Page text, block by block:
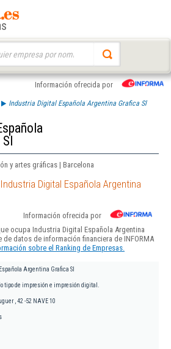
Información ofrecida por
Industria Digital Española Argentina Grafica Sl
y artes gráficas | Barcelona
Digital Española Argentina
Información ofrecida por
ocupa Industria Digital Española Argentina
datos de información financiera de INFORMA
sobre el Ranking de Empresas.
Argentina Grafica Sl
tipo de impresión e impresión digital.
, 42 -52 NAVE 10